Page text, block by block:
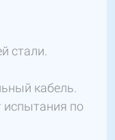
стали.
кабель.
по